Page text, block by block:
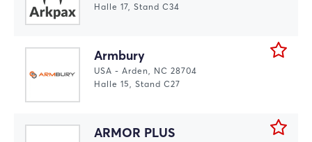
Halle 17, Stand C34
Armbury
USA - Arden, NC 28704
Halle 15, Stand C27
ARMOR PLUS